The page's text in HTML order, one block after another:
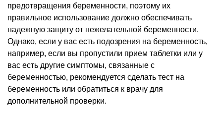
предотвращения беременности, поэтому их
правильное использование должно обеспечивать
надежную защиту от нежелательной беременности.
Однако, если у вас есть подозрения на беременность,
например, если вы пропустили прием таблетки или у
вас есть другие симптомы, связанные с
беременностью, рекомендуется сделать тест на
беременность или обратиться к врачу для
дополнительной проверки.